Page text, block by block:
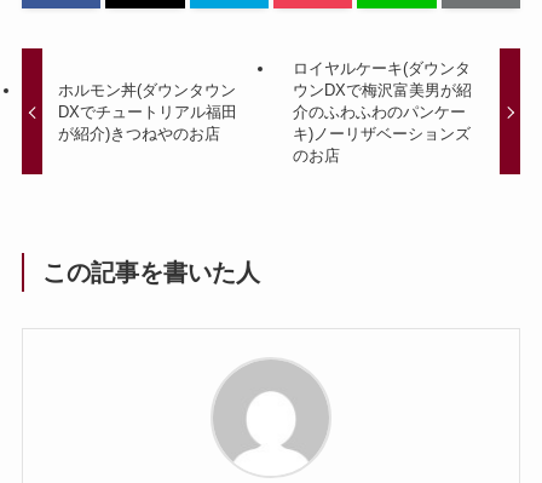
ホルモン丼(ダウンタウン
DXでチュートリアル福田
が紹介)きつねやのお店
ロイヤルケーキ(ダウンタ
ウンDXで梅沢富美男が紹
介のふわふわのパンケー
キ)ノーリザベーションズ
のお店
この記事を書いた人